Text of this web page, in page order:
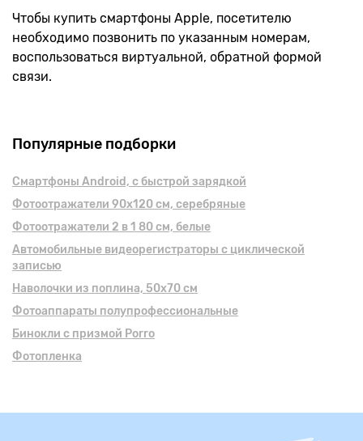
Чтобы купить смартфоны Apple, посетителю
необходимо позвонить по указанным номерам,
воспользоваться виртуальной, обратной формой
связи.
Популярные подборки
Смартфоны Android, с быстрой зарядкой
Фотоотражатели 90х120 см, серебряные
Фотоотражатели 2 в 1 80 см, белые
Автомобильные видеорегистраторы с циклической
записью
Наволочки из поплина, 50x70 см
Фотоаппараты полупрофессиональные
Бинокли с призмой Porro
Фотопленка